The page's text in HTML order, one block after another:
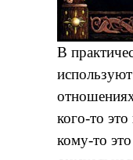
В
кого-то
кому-то